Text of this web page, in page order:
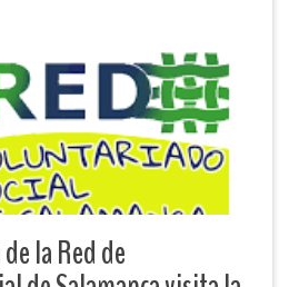
la Red de